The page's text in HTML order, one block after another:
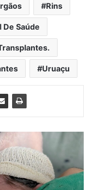
Rins
De Saúde
Uruaçu